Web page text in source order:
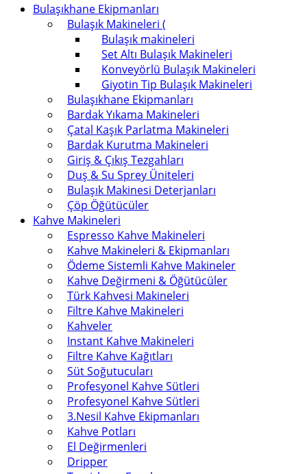
Bulaşıkhane Ekipmanları
Bulaşık Makineleri (
Bulaşık makineleri
Set Altı Bulaşık Makineleri
Konveyörlü Bulaşık Makineleri
Giyotin Tip Bulaşık Makineleri
Bulaşıkhane Ekipmanları
Bardak Yıkama Makineleri
Çatal Kaşık Parlatma Makineleri
Bardak Kurutma Makineleri
Giriş & Çıkış Tezgahları
Duş & Su Sprey Üniteleri
Bulaşık Makinesi Deterjanları
Çöp Öğütücüler
Kahve Makineleri
Espresso Kahve Makineleri
Kahve Makineleri & Ekipmanları
Ödeme Sistemli Kahve Makineler
Kahve Değirmeni & Öğütücüler
Türk Kahvesi Makineleri
Filtre Kahve Makineleri
Kahveler
Instant Kahve Makineleri
Filtre Kahve Kağıtları
Süt Soğutucuları
Profesyonel Kahve Sütleri
Profesyonel Kahve Sütleri
3.Nesil Kahve Ekipmanları
Kahve Potları
El Değirmenleri
Dripper